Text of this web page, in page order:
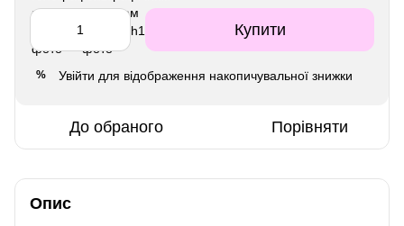
Купити
% Увійти для відображення накопичувальної знижки
До обраного Порівняти
Опис